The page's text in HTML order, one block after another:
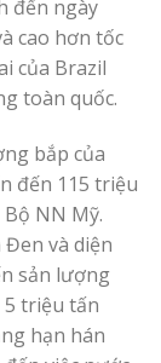
đến ngày
cao hơn tốc
của Brazil
toàn quốc.
bắp của
đến 115 triệu
NN Mỹ.
và diện
sản lượng
triệu tấn
hạn hán